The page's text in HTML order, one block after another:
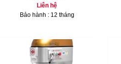
Liên hệ
Bảo hành : 12 tháng